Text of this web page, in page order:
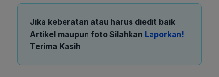
Jika keberatan atau harus diedit baik
Artikel maupun foto Silahkan Laporkan!
Terima Kasih